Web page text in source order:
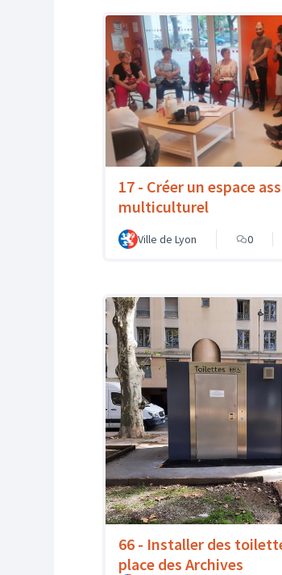
17 - Créer un espace
multiculturel
Ville de Lyon 0
66 - Installer des
place des Archives